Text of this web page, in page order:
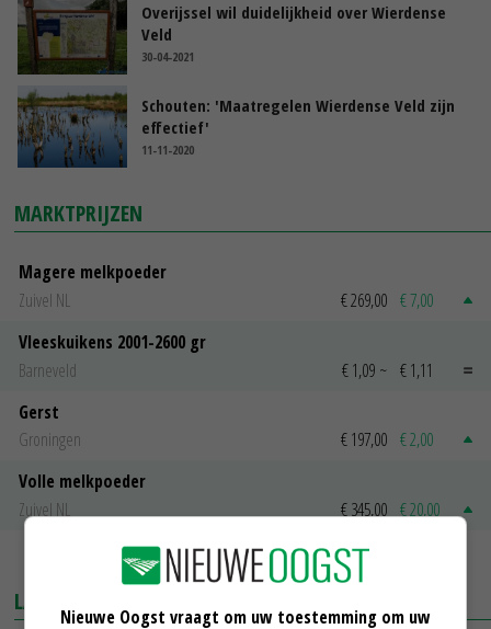
Overijssel wil duidelijkheid over Wierdense
Veld
30-04-2021
Schouten: 'Maatregelen Wierdense Veld zijn
effectief'
11-11-2020
MARKTPRIJZEN
Magere melkpoeder
Zuivel NL
€ 269,00 € 7,00
Vleeskuikens 2001-2600 gr
Barneveld
€ 1,09 ~ € 1,11
Gerst
Groningen
€ 197,00 € 2,00
Volle melkpoeder
Zuivel NL
€ 345,00 € 20,00
MEER MARKTPRIJZEN
LAATSTE NIEUWS
Nieuwe Oogst vraagt om uw toestemming om uw